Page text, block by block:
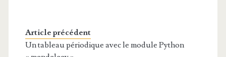
Article précédent
Un tableau périodique avec le module Python